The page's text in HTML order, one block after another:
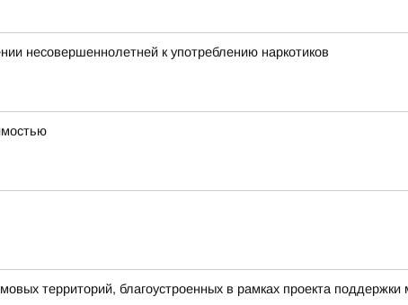
несовершеннолетней к употреблению наркотиков
территорий, благоустроенных в рамках проекта поддержки